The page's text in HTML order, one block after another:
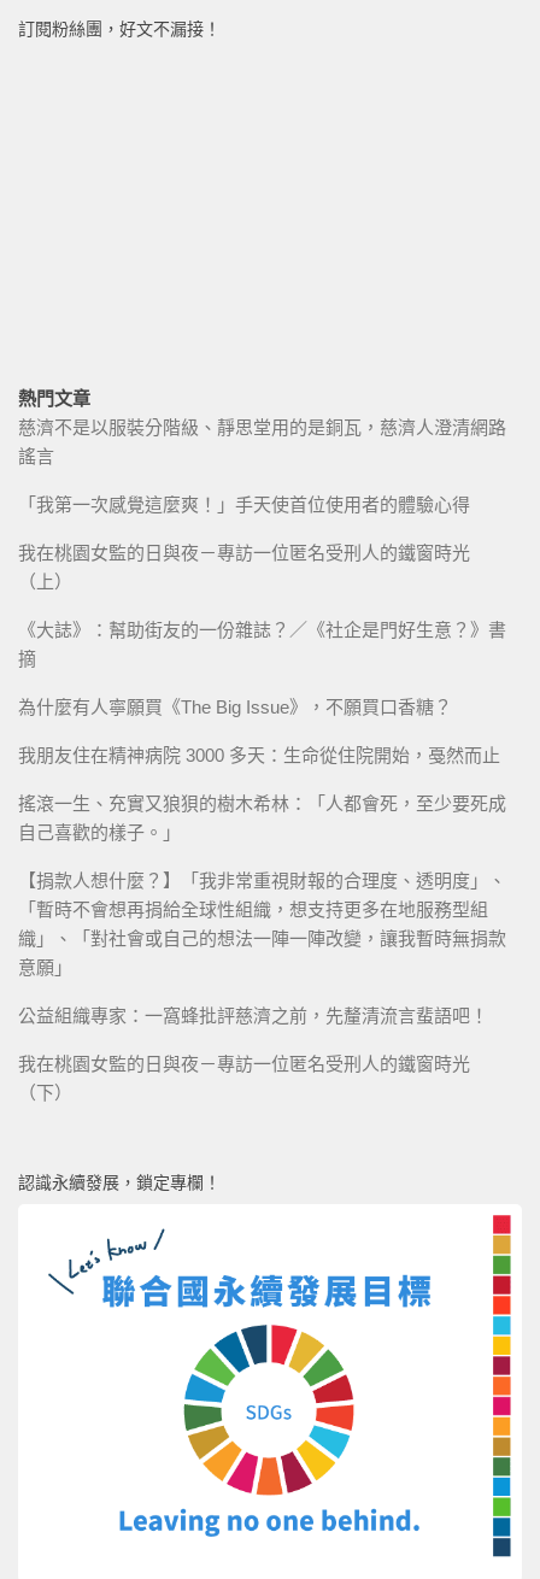
訂閱粉絲團，好文不漏接！
熱門文章
慈濟不是以服裝分階級、靜思堂用的是銅瓦，慈濟人澄清網路
謠言
「我第一次感覺這麼爽！」手天使首位使用者的體驗心得
我在桃園女監的日與夜－專訪一位匿名受刑人的鐵窗時光
（上）
《大誌》：幫助街友的一份雜誌？／《社企是門好生意？》書
摘
為什麼有人寧願買《The Big Issue》，不願買口香糖？
我朋友住在精神病院 3000 多天：生命從住院開始，戞然而止
搖滾一生、充實又狼狽的樹木希林：「人都會死，至少要死成
自己喜歡的樣子。」
【捐款人想什麼？】「我非常重視財報的合理度、透明度」、
「暫時不會想再捐給全球性組織，想支持更多在地服務型組
織」、「對社會或自己的想法一陣一陣改變，讓我暫時無捐款
意願」
公益組織專家：一窩蜂批評慈濟之前，先釐清流言蜚語吧！
我在桃園女監的日與夜－專訪一位匿名受刑人的鐵窗時光
（下）
認識永續發展，鎖定專欄！